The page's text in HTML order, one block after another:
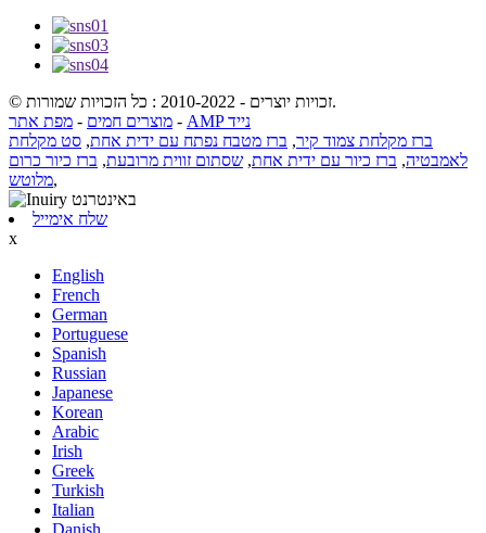
© זכויות יוצרים - 2010-2022 : כל הזכויות שמורות.
מוצרים חמים - מפת אתר -
AMP נייד
ברז מקלחת צמוד קיר, ברז מטבח נפתח עם ידית אחת, סט מקלחת
לאמבטיה, ברז כיור עם ידית אחת, שסתום זווית מרובעת, ברז כיור כרום
מלוטש,
שלח אימייל
x
English
French
German
Portuguese
Spanish
Russian
Japanese
Korean
Arabic
Irish
Greek
Turkish
Italian